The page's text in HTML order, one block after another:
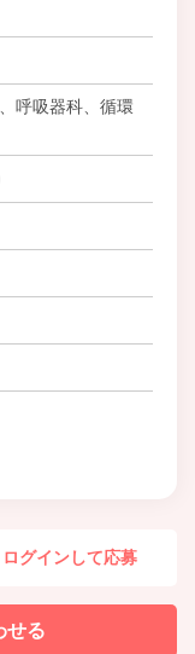
呼吸器科、循環
ログインして応募
せる